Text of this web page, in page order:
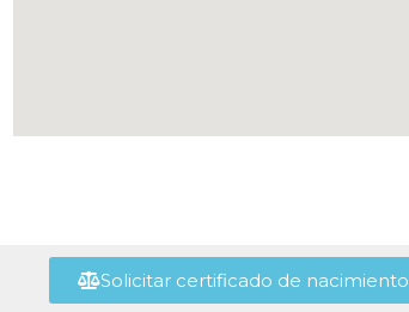
Solicitar certificado de nacimiento